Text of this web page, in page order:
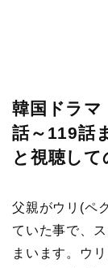
韓国ドラマ
話～119話
と視聴して
父親がウリ(ペ
ていた事で、
まいます。ウ